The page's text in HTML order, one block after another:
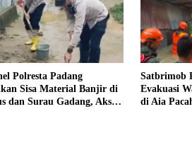
Polresta Padang
Sisa Material Banjir di
dan Surau Gadang, Akses
Satbrimob
Evakuasi
di Aia